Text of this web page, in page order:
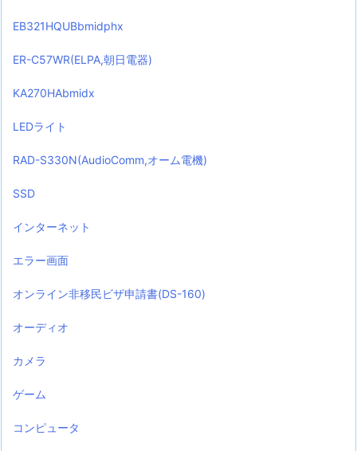
EB321HQUBbmidphx
ER-C57WR(ELPA,朝日電器)
KA270HAbmidx
LEDライト
RAD-S330N(AudioComm,オーム電機)
SSD
インターネット
エラー画面
オンライン非移民ビザ申請書(DS-160)
オーディオ
カメラ
ゲーム
コンピュータ